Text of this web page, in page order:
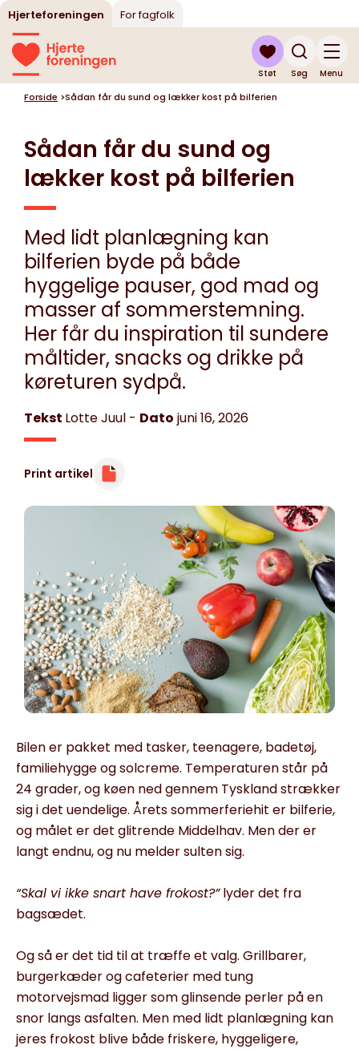
Hjerteforeningen For fagfolk
Søg
Støt Menu
Forside >Sådan får du sund og lækker kost på bilferien
Sådan får du sund og
lækker kost på bilferien
Med lidt planlægning kan
bilferien byde på både
hyggelige pauser, god mad og
masser af sommerstemning.
Her får du inspiration til sundere
måltider, snacks og drikke på
køreturen sydpå.
Tekst Lotte Juul - Dato juni 16, 2026
Print artikel
Bilen er pakket med tasker, teenagere, badetøj,
familiehygge og solcreme. Temperaturen står på
24 grader, og køen ned gennem Tyskland strækker
sig i det uendelige. Årets sommerferiehit er bilferie,
og målet er det glitrende Middelhav. Men der er
langt endnu, og nu melder sulten sig.
“Skal vi ikke snart have frokost?”lyder det fra
bagsædet.
Og så er det tid til at træffe et valg. Grillbarer,
burgerkæder og cafeterier med tung
motorvejsmad ligger som glinsende perler på en
snor langs asfalten. Men med lidt planlægning kan
jeres frokost blive både friskere, hyggeligere,